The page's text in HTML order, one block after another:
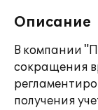
Описание
В компании
сокращения
получения